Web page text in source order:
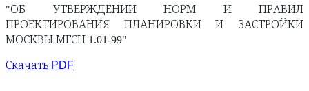
"ОБ УТВЕРЖДЕНИИ НОРМ И ПРАВИЛ
ПРОЕКТИРОВАНИЯ ПЛАНИРОВКИ И ЗАСТРОЙКИ
МОСКВЫ МГСН 1.01-99"
Скачать PDF